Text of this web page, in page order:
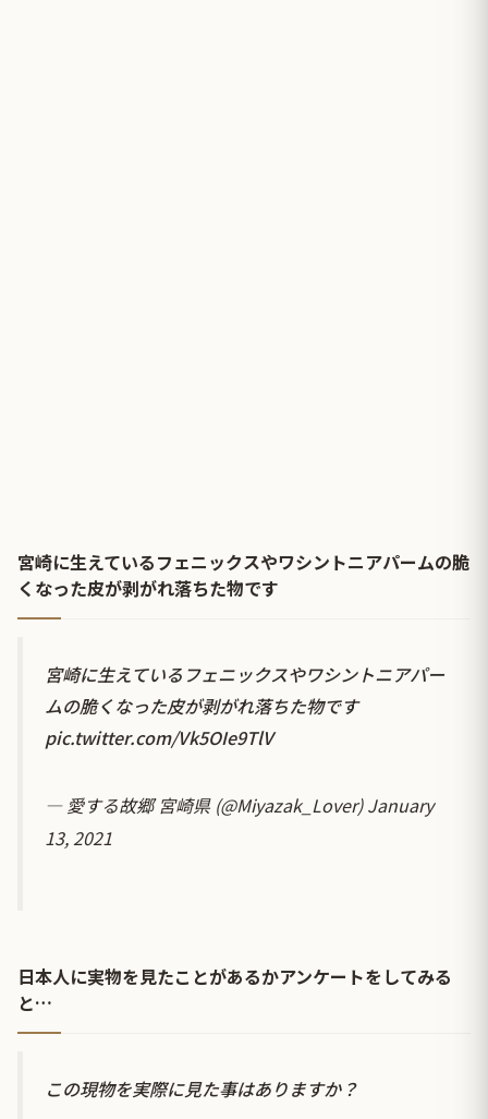
宮崎に生えているフェニックスやワシントニアパームの脆
くなった皮が剥がれ落ちた物です
宮崎に生えているフェニックスやワシントニアパー
ムの脆くなった皮が剥がれ落ちた物です
pic.twitter.com/Vk5OIe9TlV
— 愛する故郷 宮崎県 (@Miyazak_Lover)January
13, 2021
日本人に実物を見たことがあるかアンケートをしてみる
と…
この現物を実際に見た事はありますか？